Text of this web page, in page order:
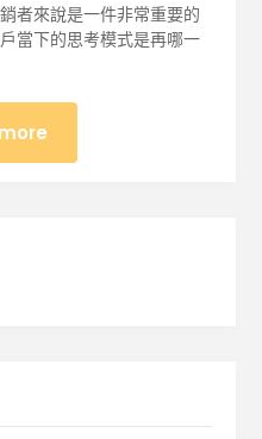
者來說是一件非常重要的
當下的思考模式是再哪一